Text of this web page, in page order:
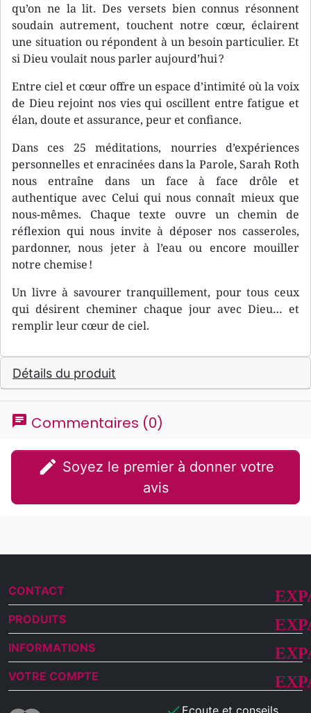
qu’on ne la lit. Des versets bien connus résonnent
soudain autrement, touchent notre cœur, éclairent
une situation ou répondent à un besoin particulier. Et
si Dieu voulait nous parler aujourd’hui ?
Entre ciel et cœur offre un espace d’intimité où la voix
de Dieu rejoint nos vies qui oscillent entre fatigue et
élan, doute et assurance, peur et confiance.
Dans ces 25 méditations, nourries d’expériences
personnelles et enracinées dans la Parole, Sarah Roth
nous entraîne dans un face à face drôle et
authentique avec Celui qui nous connaît mieux que
nous-mêmes. Chaque texte ouvre un chemin de
réflexion qui nous invite à déposer nos casseroles,
pardonner, nous jeter à l’eau ou encore mouiller
notre chemise !
Un livre à savourer tranquillement, pour tous ceux
qui désirent cheminer chaque jour avec Dieu… et
remplir leur cœur de ciel.
Détails du produit
chat Commentaires (0)
edit
avis
CONTACT
PRODUITS
INFORMATIONS
VOTRE COMPTE
Ecoute et conseils